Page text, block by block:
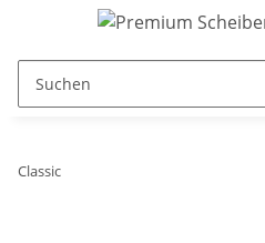
Classic